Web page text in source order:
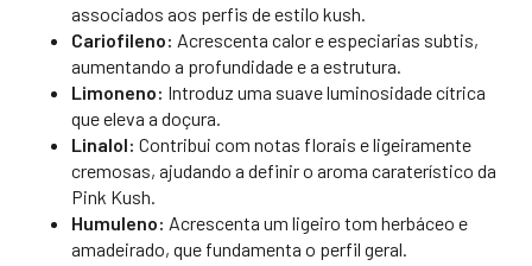
associados aos perfis de estilo kush.
Cariofileno: Acrescenta calor e especiarias subtis,
aumentando a profundidade e a estrutura.
Limoneno: Introduz uma suave luminosidade cítrica
que eleva a doçura.
Linalol: Contribui com notas florais e ligeiramente
cremosas, ajudando a definir o aroma caraterístico da
Pink Kush.
Humuleno: Acrescenta um ligeiro tom herbáceo e
amadeirado, que fundamenta o perfil geral.